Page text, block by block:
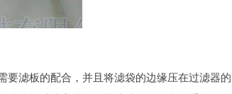
要滤板的配合，并且将滤袋的边缘压在过滤器的